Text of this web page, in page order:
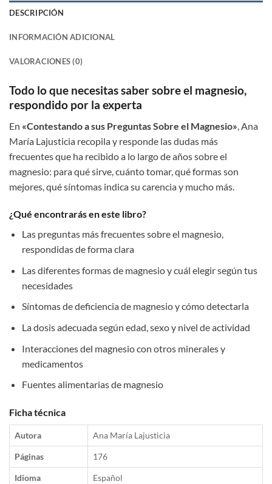
DESCRIPCIÓN
INFORMACIÓN ADICIONAL
VALORACIONES (0)
Todo lo que necesitas saber sobre el magnesio,
respondido por la experta
En «Contestando a sus Preguntas Sobre el Magnesio» , Ana
María Lajusticia recopila y responde las dudas más
frecuentes que ha recibido a lo largo de años sobre el
magnesio: para qué sirve, cuánto tomar, qué formas son
mejores, qué síntomas indica su carencia y mucho más.
¿Qué encontrarás en este libro?
Las preguntas más frecuentes sobre el magnesio,
respondidas de forma clara
Las diferentes formas de magnesio y cuál elegir según tus
necesidades
Síntomas de deficiencia de magnesio y cómo detectarla
La dosis adecuada según edad, sexo y nivel de actividad
Interacciones del magnesio con otros minerales y
medicamentos
Fuentes alimentarias de magnesio
Ficha técnica
Autora Ana María Lajusticia
Páginas 176
Idioma Español